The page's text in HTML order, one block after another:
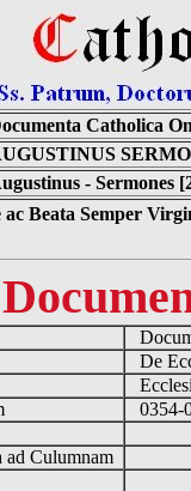
Catholica
- Sermones
Beata Semper
De
0354-
Culumnam